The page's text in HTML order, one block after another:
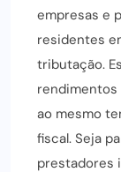
empresas e
residentes
tributação.
rendimentos
ao mesmo
fiscal. Seja
prestadores